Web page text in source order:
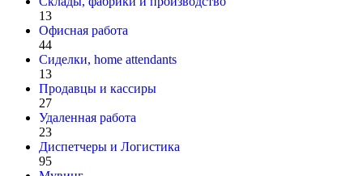
13
Офисная работа
44
Сиделки, home attendants
13
Продавцы и кассиры
27
Удаленная работа
23
Диспетчеры и Логистика
95